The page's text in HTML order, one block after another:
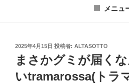
メニュ
投
日:
2025年4月15日 投稿者: ALTASOTTO
まさかグミが届く
いtramarossa(トラ